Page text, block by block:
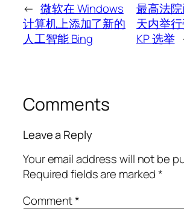
← 微软在 Windows
计算机上添加了新的
人工智能 Bing
最高法
天内举
KP 选举
Comments
Leave a Reply
Your email address will not be
Required fields are marked*
Comment*